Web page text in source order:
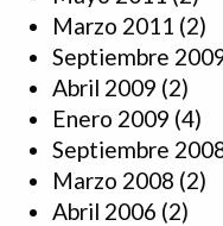
Marzo 2011 (2)
Septiembre
Abril 2009 (2)
Enero 2009 (4)
Septiembre
Marzo 2008 (2)
Abril 2006 (2)